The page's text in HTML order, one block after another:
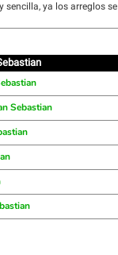
sencilla, ya los arreglos se
Sebastian